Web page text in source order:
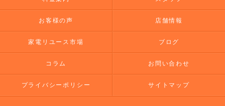
お客様の声 店舗情報
家電リユース市場 ブログ
コラム お問い合わせ
プライバシーポリシー サイトマップ